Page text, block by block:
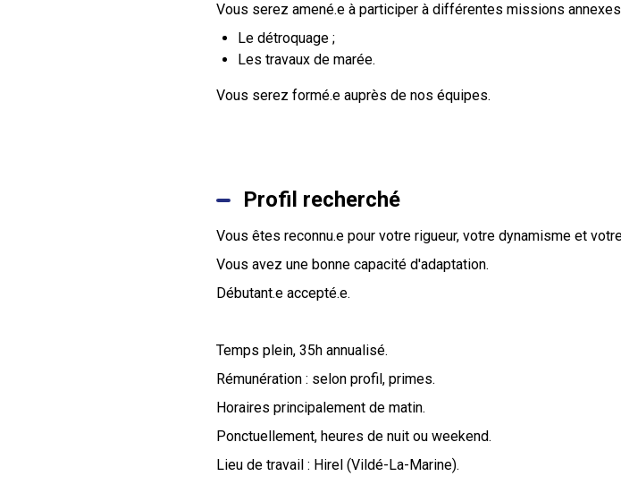
Vous serez amené.e à participer à différentes missions
Le détroquage ;
Les travaux de marée.
Vous serez formé.e auprès de nos équipes.
Profil recherché
Vous êtes reconnu.e pour votre rigueur, votre dynamisme et
Vous avez une bonne capacité d'adaptation.
Débutant.e accepté.e.
Temps plein, 35h annualisé.
Rémunération : selon profil, primes.
Horaires principalement de matin.
Ponctuellement, heures de nuit ou weekend.
Lieu de travail : Hirel (Vildé-La-Marine).